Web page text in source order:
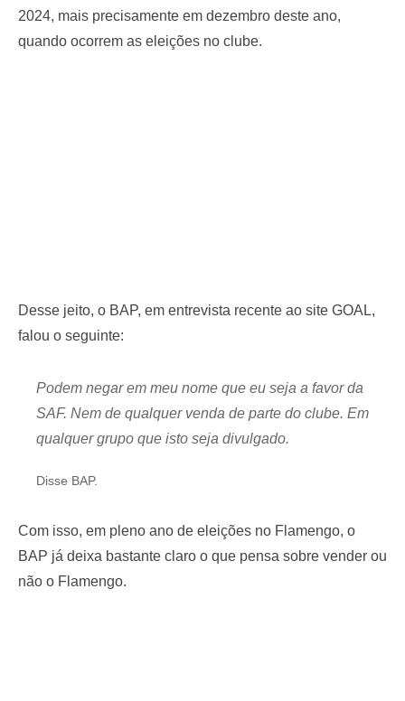
2024, mais precisamente em dezembro deste ano,
quando ocorrem as eleições no clube.
Desse jeito, o BAP, em entrevista recente ao site GOAL,
falou o seguinte:
Podem negar em meu nome que eu seja a favor da
SAF. Nem de qualquer venda de parte do clube. Em
qualquer grupo que isto seja divulgado.
Disse BAP.
Com isso, em pleno ano de eleições no Flamengo, o
BAP já deixa bastante claro o que pensa sobre vender ou
não o Flamengo.